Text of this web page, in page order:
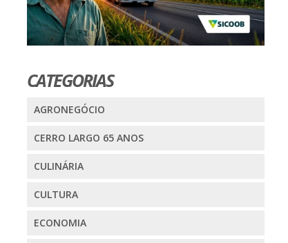
CATEGORIAS
AGRONEGÓCIO
CERRO LARGO 65 ANOS
CULINÁRIA
CULTURA
ECONOMIA